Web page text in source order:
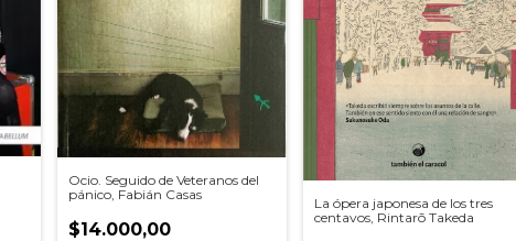
Ocio. Seguido de Veteranos del
pánico, Fabián Casas
$14.000,00
La ópera japonesa de los tres
centavos, Rintarō Takeda